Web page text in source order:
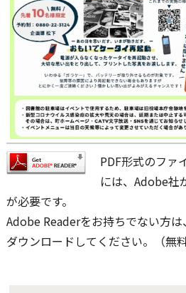
PDF形式のファ
には、Adobe社
が必要です。
Adobe Readerをお持ちでない方
ダウンロードしてください。（無料